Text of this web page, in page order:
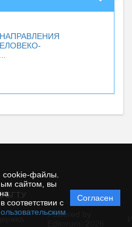
cookie-файлы.
сайтом, вы
соответствии с
Согласен
БГТУ
Powered by